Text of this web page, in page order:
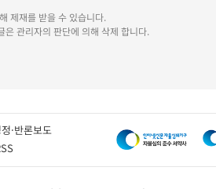
제재를 받을 수 있습니다.
관리자의 판단에 의해 삭제 합니다.
·반론보도